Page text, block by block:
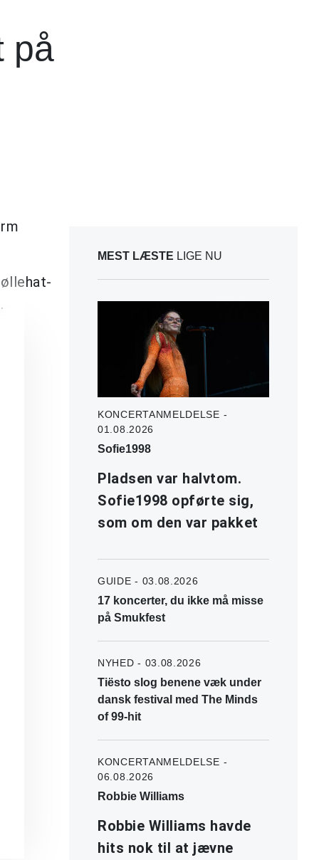
på
MEST LÆSTE LIGE NU
KONCERTANMELDELSE -
01.08.2026
Sofie1998
Pladsen var halvtom.
Sofie1998 opførte sig,
som om den var pakket
GUIDE - 03.08.2026
17 koncerter, du ikke må misse
på Smukfest
NYHED - 03.08.2026
Tiësto slog benene væk under
dansk festival med The Minds
of 99-hit
KONCERTANMELDELSE -
06.08.2026
Robbie Williams
Robbie Williams havde
hits nok til at jævne